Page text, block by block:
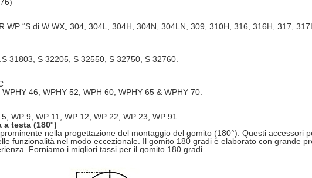
WP “S di W WX„ 304, 304L, 304H, 304N, 304LN, 309, 310H, 316, 316H, 317,
31803, S 32205, S 32550, S 32750, S 32760.
46, WPHY 52, WPH 60, WPHY 65 & WPHY 70.
WP 9, WP 11, WP 12, WP 22, WP 23, WP 91
testa (180°)
nella progettazione del montaggio del gomito (180°). Questi accessori
funzionalità nel modo eccezionale. Il gomito 180 gradi è elaborato con grande
Forniamo i migliori tassi per il gomito 180 gradi.